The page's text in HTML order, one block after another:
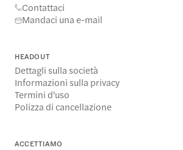
Contattaci
Mandaci una e-mail
HEADOUT
Dettagli sulla società
Informazioni sulla privacy
Termini d'uso
Polizza di cancellazione
ACCETTIAMO